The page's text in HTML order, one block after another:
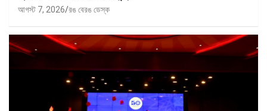
আগস্ট 7, 2026 রঙ বেরঙ ডেস্ক